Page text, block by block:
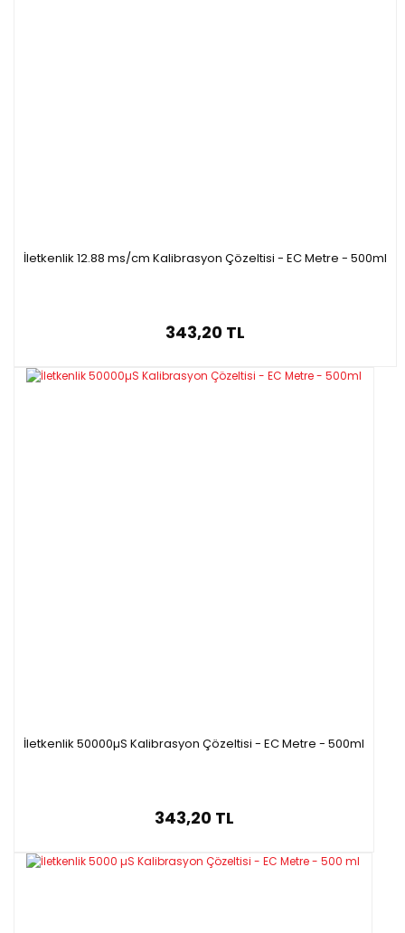
İletkenlik 12.88 ms/cm Kalibrasyon Çözeltisi - EC Metre - 500ml
343,20 TL
İletkenlik 50000µS Kalibrasyon Çözeltisi - EC Metre - 500ml
343,20 TL